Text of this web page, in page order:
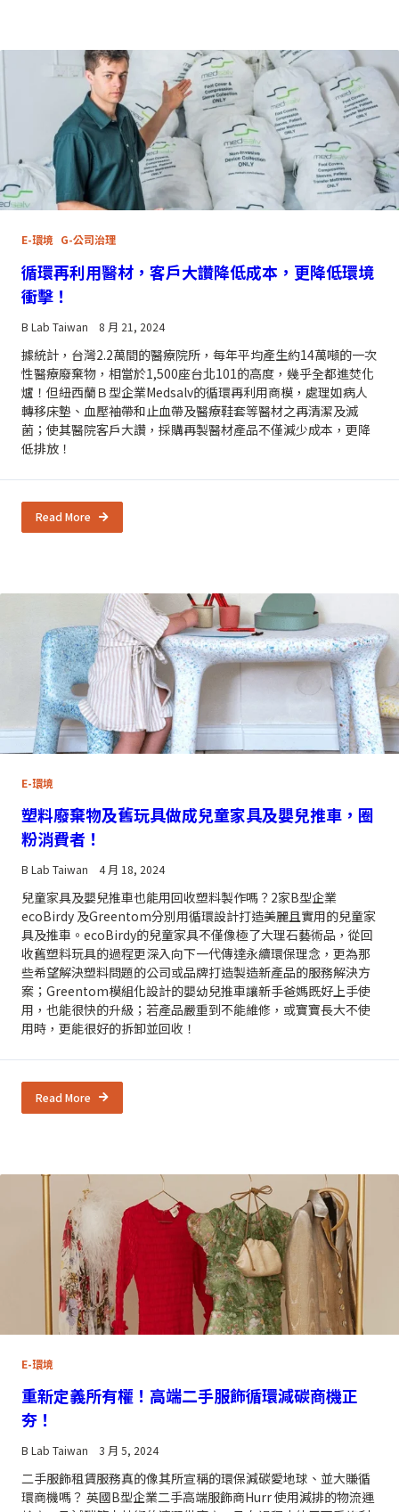
E-環境 G-公司治理
循環再利用醫材，客戶大讚降低成本，更降低環境
衝擊！
B Lab Taiwan 8 月 21, 2024
據統計，台灣2.2萬間的醫療院所，每年平均產生約14萬噸的一次
性醫療廢棄物，相當於1,500座台北101的高度，幾乎全都進焚化
爐！但紐西蘭Ｂ型企業Medsalv的循環再利用商模，處理如病人
轉移床墊、血壓袖帶和止血帶及醫療鞋套等醫材之再清潔及滅
菌；使其醫院客戶大讚，採購再製醫材產品不僅減少成本，更降
低排放！
Read More
E-環境
塑料廢棄物及舊玩具做成兒童家具及嬰兒推車，圈
粉消費者！
B Lab Taiwan 4 月 18, 2024
兒童家具及嬰兒推車也能用回收塑料製作嗎？2家B型企業
ecoBirdy 及Greentom分別用循環設計打造美麗且實用的兒童家
具及推車。ecoBirdy的兒童家具不僅像極了大理石藝術品，從回
收舊塑料玩具的過程更深入向下一代傳達永續環保理念，更為那
些希望解決塑料問題的公司或品牌打造製造新產品的服務解決方
案；Greentom模組化設計的嬰幼兒推車讓新手爸媽既好上手使
用，也能很快的升級；若產品嚴重到不能維修，或寶寶長大不使
用時，更能很好的拆卸並回收！
Read More
E-環境
重新定義所有權！高端二手服飾循環減碳商機正
夯！
B Lab Taiwan 3 月 5, 2024
二手服飾租賃服務真的像其所宣稱的環保減碳愛地球、並大賺循
環商機嗎？ 英國B型企業二手高端服飾商Hurr 使用減排的物流運